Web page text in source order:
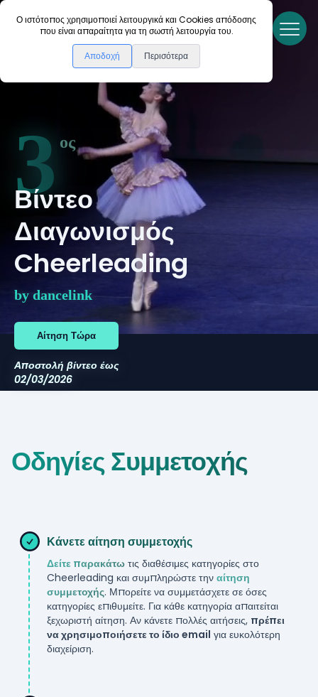
Ο ιστότοπος χρησιμοποιεί λειτουργικά και Cookies απόδοσης
που είναι απαραίτητα για τη σωστή λειτουργία του.
Αποδοχή Περισότερα
Αρχική
3 ος
Βίντεο
Διαγωνισμός
Cheerleading
by dancelink
Αίτηση Τώρα
Αποστολή βίντεο έως
02/03/2026
Οδηγίες Συμμετοχής
Κάνετε αίτηση συμμετοχής
Δείτε παρακάτω τις διαθέσιμες κατηγορίες στο
Cheerleading και συμπληρώστε την αίτηση
συμμετοχής. Μπορείτε να συμμετάσχετε σε όσες
κατηγορίες επιθυμείτε. Για κάθε κατηγορία απαιτείται
ξεχωριστή αίτηση. Αν κάνετε πολλές αιτήσεις, πρέπει
να χρησιμοποιήσετε το ίδιο email για ευκολότερη
διαχείριση.